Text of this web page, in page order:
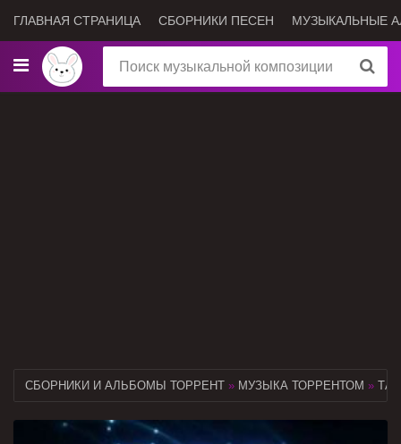
ГЛАВНАЯ СТРАНИЦА СБОРНИКИ ПЕСЕН МУЗЫКАЛЬНЫЕ
СБОРНИКИ И АЛЬБОМЫ ТОРРЕНТ » МУЗЫКА ТОРРЕНТОМ »